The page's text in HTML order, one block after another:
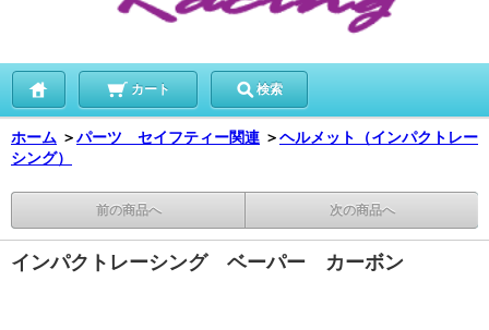
カート 検索
ホーム ＞パーツ セイフティー関連 ＞ヘルメット（インパクトレー
シング）
前の商品へ 次の商品へ
インパクトレーシング ベーパー カーボン